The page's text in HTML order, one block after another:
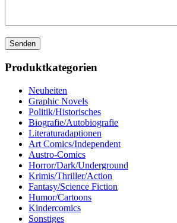
Produktkategorien
Neuheiten
Graphic Novels
Politik/Historisches
Biografie/Autobiografie
Literaturadaptionen
Art Comics/Independent
Austro-Comics
Horror/Dark/Underground
Krimis/Thriller/Action
Fantasy/Science Fiction
Humor/Cartoons
Kindercomics
Sonstiges